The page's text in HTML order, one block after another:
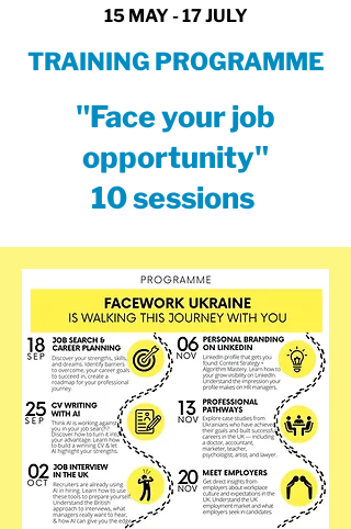
15 MAY - 17JULY
TRAINING PROGRAMME
"Face your job
opportunity"
10 sessions